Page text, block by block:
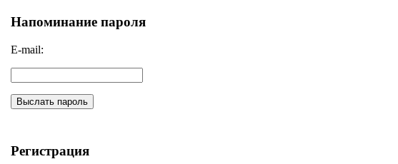
Напоминание пароля
E-mail:
Выслать пароль
Регистрация